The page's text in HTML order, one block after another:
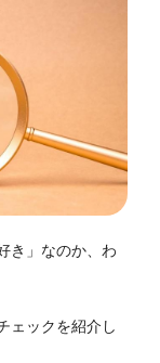
き」なのか、わ
ェックを紹介し